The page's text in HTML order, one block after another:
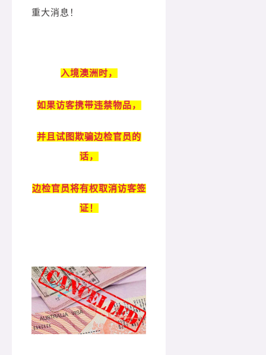
重大消息！
入境澳洲时，
如果访客携带违禁物品，
并且试图欺骗边检官员的
话，
边检官员将有权取消访客签
证！